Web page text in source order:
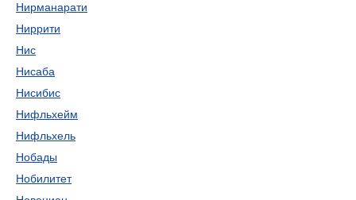
Нирманарати
Ниррити
Нис
Нисаба
Нисибис
Нифльхейм
Нифльхель
Нобады
Нобилитет